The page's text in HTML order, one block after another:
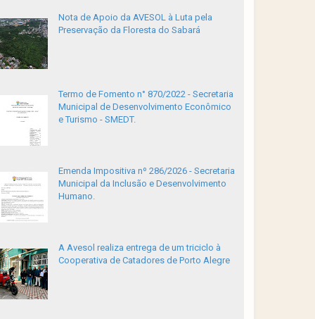
Nota de Apoio da AVESOL à Luta pela
Preservação da Floresta do Sabará
Termo de Fomento n° 870/2022 - Secretaria
Municipal de Desenvolvimento Econômico
e Turismo - SMEDT.
Emenda Impositiva nº 286/2026 - Secretaria
Municipal da Inclusão e Desenvolvimento
Humano.
A Avesol realiza entrega de um triciclo à
Cooperativa de Catadores de Porto Alegre